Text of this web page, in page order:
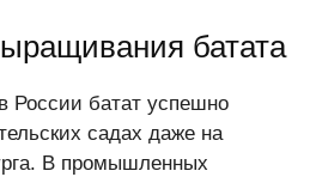
батата
России батат успешно
садах даже на
В промышленных